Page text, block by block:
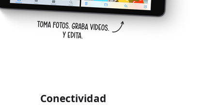
Conectividad